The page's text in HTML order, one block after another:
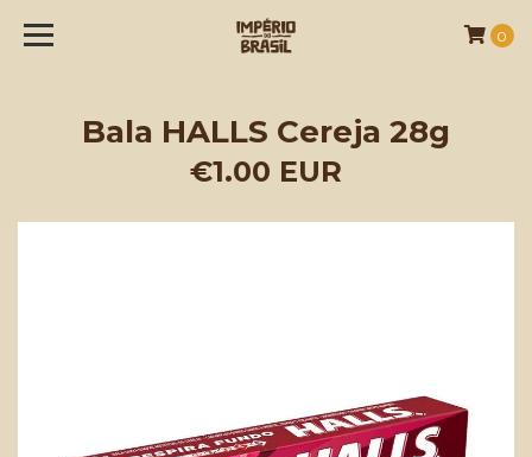
0
Bala HALLS Cereja 28g
€1.00 EUR